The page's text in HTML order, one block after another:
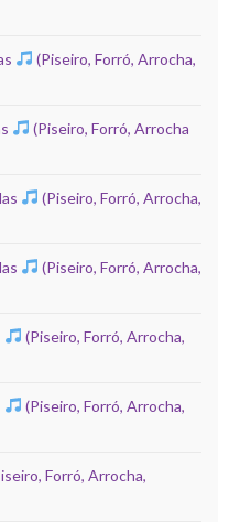
(Piseiro, Forró, Arrocha,
(Piseiro, Forró, Arrocha
(Piseiro, Forró, Arrocha,
(Piseiro, Forró, Arrocha,
(Piseiro, Forró, Arrocha,
(Piseiro, Forró, Arrocha,
Forró, Arrocha,